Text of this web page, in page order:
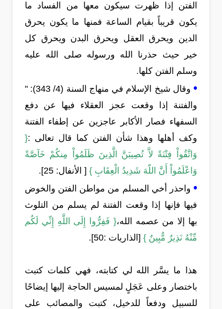
الفتن إذا ظهرت سيكون معها من الفساد ما
يكون قريباً بقيام الساعة فمنها ما يكون يحرق
الدين ويحرق العقل ويحرق البدن ويحرق كل
خير حيث حذرنا الله ورسوله صلى الله عليه
وسلم الفتن كلها.
•
وقال شيخ الإسلام في منهاج السنة (4/ 343): "
والفتنة إذا وقعت عجز العقلاء فيها عن دفع
السفهاء فصار الأكابر عاجزين عن إطفاء الفتنة
وكف أهلها وهذا شأن الفتن كما قال تعالى :{
وَاتَّقُواْ فِتْنَةً لاَّ تُصِيبَنَّ الَّذِينَ ظَلَمُواْ مِنكُمْ خَآصَّةً
وَاعْلَمُواْ أَنَّ اللّهَ شَدِيدُ الْعِقَابِ } [ الأنفال: 25].
• واحذر أخي المسلم من مواطن الفتن والخوض
فيها فإنها إذا وقعت الفتنة لم يسلم من التلوث
بها إلا من عصمه الله،{ فَفِرُّوا إِلَى اللَّهِ إِنِّي لَكُم
مِّنْهُ نَذِيرٌ مُّبِينٌ } [الذاريات :50].
هذا ما يسَّر الله لي كتابته، فهي كلمات كتبت
باختصار وعلى عَجَلٍ لمسيس الحاجة إليها إيضاحًا
للسبيل ودفعاً للدخيل، كتبت والمصائب على